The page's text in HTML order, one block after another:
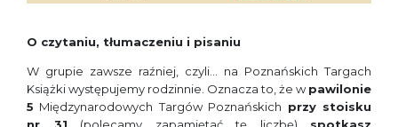
O czytaniu, tłumaczeniu i pisaniu
W grupie zawsze raźniej, czyli… na Poznańskich Targach
Książki występujemy rodzinnie. Oznacza to, że wpawilonie
5 Międzynarodowych Targów Poznańskich przy stoisku